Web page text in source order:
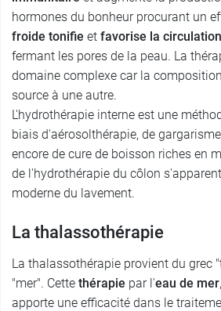
hormones du bonheur procurant un
froide tonifie et favorise la
fermant les pores de la peau. La
domaine complexe car la
source à une autre.
L'hydrothérapie interne est une
biais d'aérosolthérapie, de
encore de cure de boisson riches en
de l'hydrothérapie du côlon
moderne du lavement.
La thalassothérapie
La thalassothérapie provient du grec
"mer". Cette thérapie par l'eau de mer
apporte une efficacité dans le